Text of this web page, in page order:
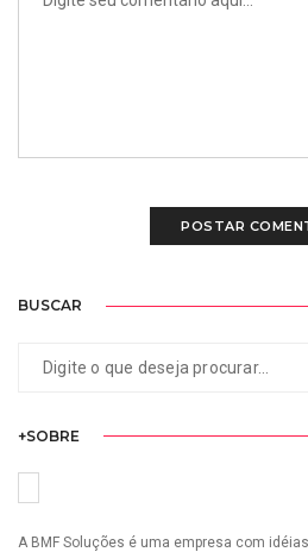
BUSCAR
+SOBRE
A BMF Soluções é uma empresa com